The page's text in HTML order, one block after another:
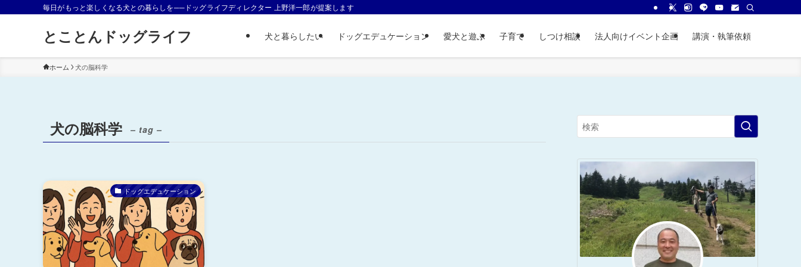
毎日がもっと楽しくなる犬との暮らしを──ドッグライフディレクター 上野洋一郎が提案します
とことんドッグライフ 犬と暮らしたい ドッグエデュケーション 愛犬と遊ぶ 子育て しつけ相談 法人向けイベント企画 講演・執筆依頼
ホーム 犬の脳科学
犬の脳科学 – tag –
ドッグエデュケーション